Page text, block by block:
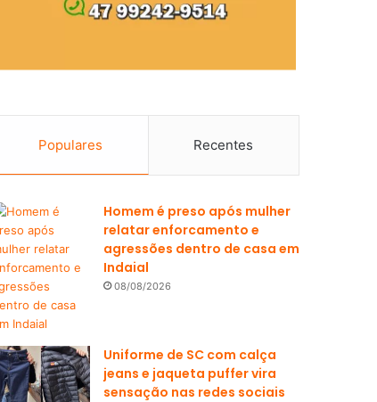
Populares Recentes
Homem é preso após mulher
relatar enforcamento e
agressões dentro de casa em
Indaial
08/08/2026
Uniforme de SC com calça
jeans e jaqueta puffer vira
sensação nas redes sociais